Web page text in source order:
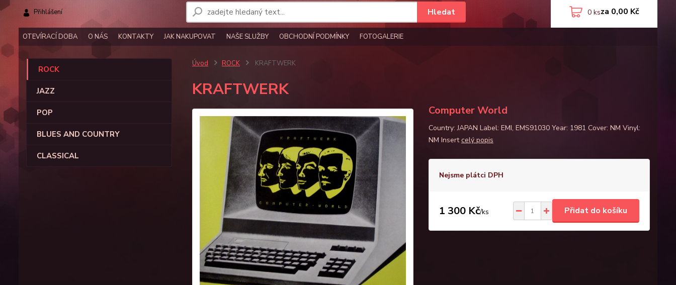
OTEVÍRACÍ DOBA O NÁS KONTAKTY JAK NAKUPOVAT NAŠE SLUŽBY OBCHODNÍ PODMÍNKY FOTOGALERIE
Přihlášení Hledat 0 ksza 0,00 Kč
ROCK
JAZZ
POP
BLUES AND COUNTRY
CLASSICAL
Úvod ROCK KRAFTWERK
KRAFTWERK
Computer World
Country: JAPAN Label: EMI, EMS91030 Year: 1981 Cover: NM Vinyl:
NM Insertcelý popis
Nejsme plátci DPH
1 300 Kč/ks Přidat do košíku